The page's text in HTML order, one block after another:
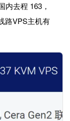
内去程 163，
路VPS主机有